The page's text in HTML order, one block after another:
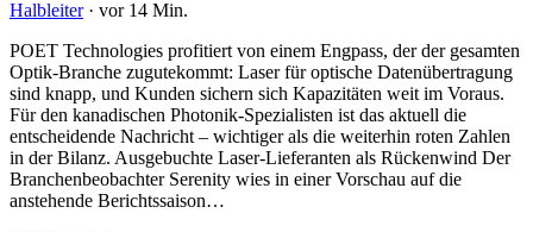
Halbleiter · vor 14 Min.
POET Technologies profitiert von einem Engpass, der der gesamten
Optik-Branche zugutekommt: Laser für optische Datenübertragung
sind knapp, und Kunden sichern sich Kapazitäten weit im Voraus.
Für den kanadischen Photonik-Spezialisten ist das aktuell die
entscheidende Nachricht – wichtiger als die weiterhin roten Zahlen
in der Bilanz. Ausgebuchte Laser-Lieferanten als Rückenwind Der
Branchenbeobachter Serenity wies in einer Vorschau auf die
anstehende Berichtssaison…